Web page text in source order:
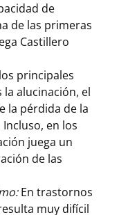
de
de las primeras
Castillero
principales
alucinación, el
la pérdida de la
en los
juega un
de las
En trastornos
muy difícil